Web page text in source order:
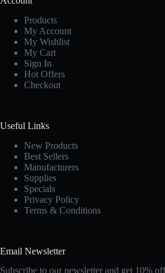
Products
My Account
My Wishlist
My Cart
Sign In
Hot Offers
Checkout
Useful Links
New Products
Best Sellers
Manufacturers
Supplies
Specials
Privacy Policy
Terms & Conditions
Email Newsletter
Subscribe to our newsletter and get 10%